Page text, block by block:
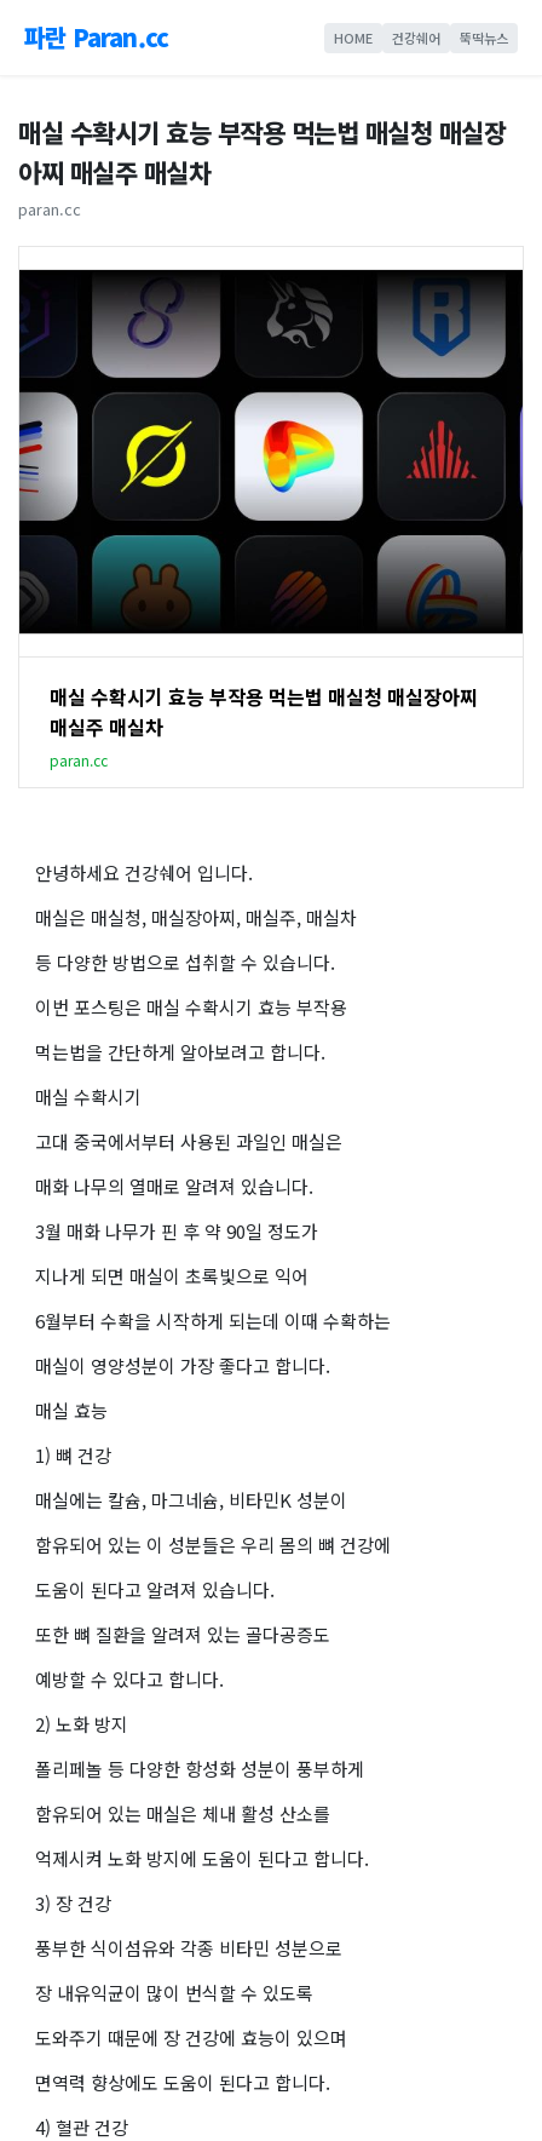
파란 Paran.cc HOME 건강쉐어 뚝딱뉴스
매실 수확시기 효능 부작용 먹는법 매실청 매실장
아찌 매실주 매실차
paran.cc
매실 수확시기 효능 부작용 먹는법 매실청 매실장아찌
매실주 매실차
paran.cc
안녕하세요 건강쉐어 입니다.
매실은 매실청, 매실장아찌, 매실주, 매실차
등 다양한 방법으로 섭취할 수 있습니다.
이번 포스팅은 매실 수확시기 효능 부작용
먹는법을 간단하게 알아보려고 합니다.
매실 수확시기
고대 중국에서부터 사용된 과일인 매실은
매화 나무의 열매로 알려져 있습니다.
3월 매화 나무가 핀 후 약 90일 정도가
지나게 되면 매실이 초록빛으로 익어
6월부터 수확을 시작하게 되는데 이때 수확하는
매실이 영양성분이 가장 좋다고 합니다.
매실 효능
1) 뼈 건강
매실에는 칼슘, 마그네슘, 비타민K 성분이
함유되어 있는 이 성분들은 우리 몸의 뼈 건강에
도움이 된다고 알려져 있습니다.
또한 뼈 질환을 알려져 있는 골다공증도
예방할 수 있다고 합니다.
2) 노화 방지
폴리페놀 등 다양한 항성화 성분이 풍부하게
함유되어 있는 매실은 체내 활성 산소를
억제시켜 노화 방지에 도움이 된다고 합니다.
3) 장 건강
풍부한 식이섬유와 각종 비타민 성분으로
장 내유익균이 많이 번식할 수 있도록
도와주기 때문에 장 건강에 효능이 있으며
면역력 향상에도 도움이 된다고 합니다.
4) 혈관 건강